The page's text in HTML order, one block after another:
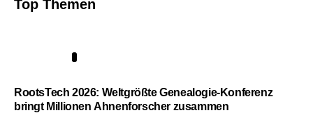
Top Themen
RootsTech 2026: Weltgrößte Genealogie-Konferenz
bringt Millionen Ahnenforscher zusammen